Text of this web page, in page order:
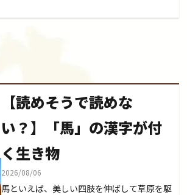
【読めそうで読めな
い？】「馬」の漢字が付
く生き物
2026/08/06
馬といえば、美しい四肢を伸ばして草原を駆